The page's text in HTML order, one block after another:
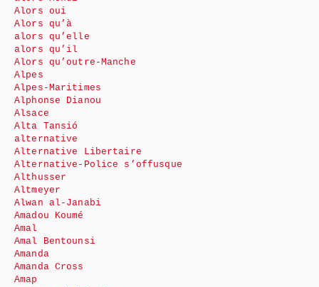
Alors oui
Alors qu’à
alors qu’elle
alors qu’il
Alors qu’outre-Manche
Alpes
Alpes-Maritimes
Alphonse Dianou
Alsace
Alta Tansió
alternative
Alternative Libertaire
Alternative-Police s’offusque
Althusser
Altmeyer
Alwan al-Janabi
Amadou Koumé
Amal
Amal Bentounsi
Amanda
Amanda Cross
Amap